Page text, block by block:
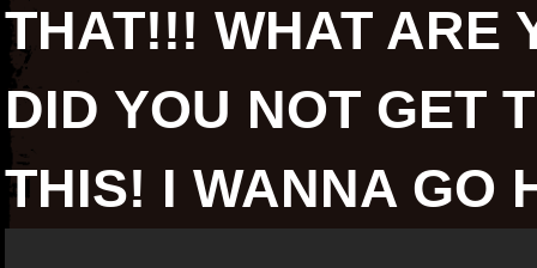
THAT!!! WHAT ARE
DID YOU NOT GET
THIS! I WANNA GO